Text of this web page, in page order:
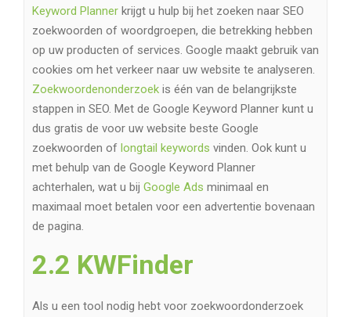
Keyword Planner krijgt u hulp bij het zoeken naar SEO
zoekwoorden of woordgroepen, die betrekking hebben
op uw producten of services. Google maakt gebruik van
cookies om het verkeer naar uw website te analyseren.
Zoekwoordenonderzoek is één van de belangrijkste
stappen in SEO. Met de Google Keyword Planner kunt u
dus gratis de voor uw website beste Google
zoekwoorden of longtail keywords vinden. Ook kunt u
met behulp van de Google Keyword Planner
achterhalen, wat u bij Google Ads minimaal en
maximaal moet betalen voor een advertentie bovenaan
de pagina.
2.2 KWFinder
Als u een tool nodig hebt voor zoekwoordonderzoek